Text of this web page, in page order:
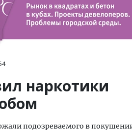
наркотики
подозреваемого в